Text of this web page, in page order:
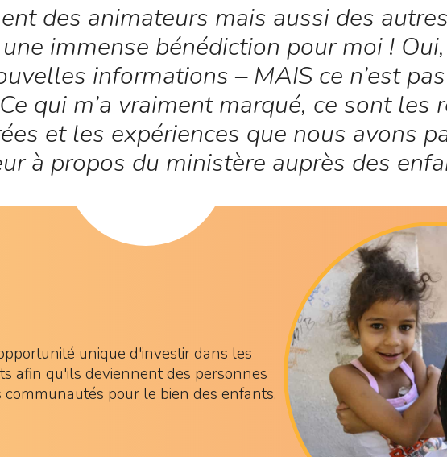
des animateurs mais aussi des
immense bénédiction pour moi !
informations – MAIS ce n’est
qui m’a vraiment marqué, ce sont les
et les expériences que nous avons
à propos du ministère auprès des
unique d'investir dans les
afin qu'ils deviennent des personnes
pour le bien des enfants.